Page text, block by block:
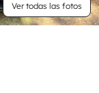
Ver todas las fotos